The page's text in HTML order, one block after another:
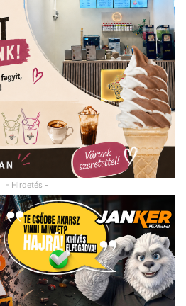
- Hirdetés -